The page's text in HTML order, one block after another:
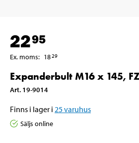
2295
Ex. moms: 1829
Expanderbult M16 x 145,
Art. 19-9014
Finns i lager i 25varuhus
Säljs online